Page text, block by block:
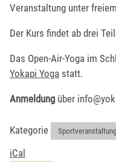
Veranstaltung unter
Der Kurs findet ab drei
Das Open-Air-Yoga im
Yokapi Yoga statt.
Anmeldung über
Kategorie Sportveranstaltung
iCal